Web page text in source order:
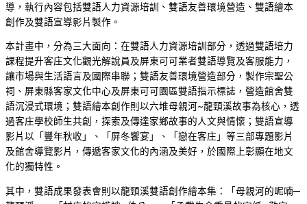
導，執行內容包括雙語人力資源培訓、雙語友善環境營造、雙語繪本
創作及雙語宣導影片製作。
本計畫中，分為三大面向：在雙語人力資源培訓部分，透過雙語培力
課程提升客庄文化觀光解說員及屏東可可業者雙語導覽及客服能力，
讓市場與生活語言及國際串聯；雙語友善環境營造部分，製作宗聖公
祠、屏東縣客家文化中心及屏東可可園區雙語指示標誌，營造館舍雙
語沉浸式環境；雙語繪本創作則以六堆母親河~龍頸溪故事為核心，透
過客庄學校師生共創，探索及傳達家鄉故事的人文與情懷；雙語宣導
影片以「豐年秋收」、「屏冬饗宴」、「戀在客庄」等三部專題影片
及館舍導覽影片，傳遞客家文化的內涵及美好，於國際上彰顯在地文
化的獨特性。
其中，雙語成果發表會則以龍頸溪雙語創作繪本集：「母親河的呢喃─